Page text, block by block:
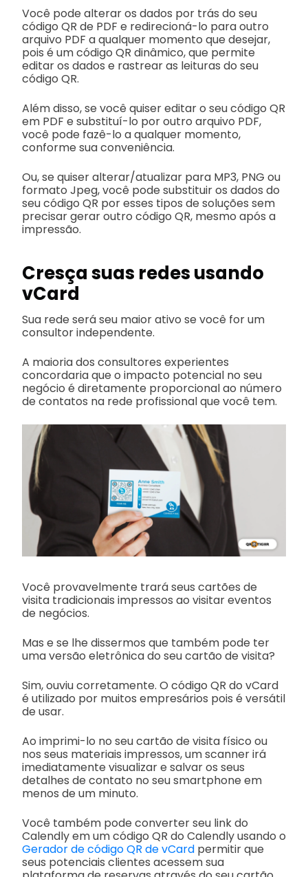
Você pode alterar os dados por trás do seu
código QR de PDF e redirecioná-lo para outro
arquivo PDF a qualquer momento que desejar,
pois é um código QR dinâmico, que permite
editar os dados e rastrear as leituras do seu
código QR.
Além disso, se você quiser editar o seu código QR
em PDF e substituí-lo por outro arquivo PDF,
você pode fazê-lo a qualquer momento,
conforme sua conveniência.
Ou, se quiser alterar/atualizar para MP3, PNG ou
formato Jpeg, você pode substituir os dados do
seu código QR por esses tipos de soluções sem
precisar gerar outro código QR, mesmo após a
impressão.
Cresça suas redes usando
vCard
Sua rede será seu maior ativo se você for um
consultor independente.
A maioria dos consultores experientes
concordaria que o impacto potencial no seu
negócio é diretamente proporcional ao número
de contatos na rede profissional que você tem.
Você provavelmente trará seus cartões de
visita tradicionais impressos ao visitar eventos
de negócios.
Mas e se lhe dissermos que também pode ter
uma versão eletrônica do seu cartão de visita?
Sim, ouviu corretamente. O código QR do vCard
é utilizado por muitos empresários pois é versátil
de usar.
Ao imprimi-lo no seu cartão de visita físico ou
nos seus materiais impressos, um scanner irá
imediatamente visualizar e salvar os seus
detalhes de contato no seu smartphone em
menos de um minuto.
Você também pode converter seu link do
Calendly em um código QR do Calendly usando o
Gerador de código QR de vCard permitir que
seus potenciais clientes acessem sua